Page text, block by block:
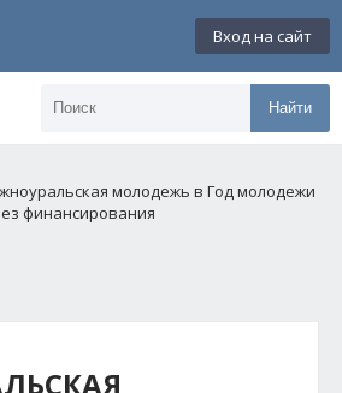
Вход на сайт
Найти
молодежь в Год молодежи
финансирования